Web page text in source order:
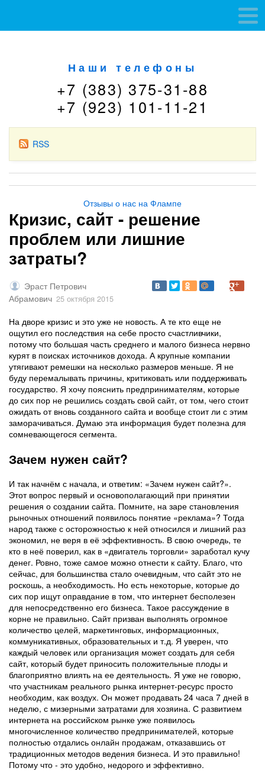
Наши телефоны
+7 (383) 375-31-88
+7 (923) 101-11-21
RSS
Отзывы о нас на Флампе
Кризис, сайт - решение
проблем или лишние
затраты?
Эраст Петрович
Абрамович 25 октября 2015
На дворе кризис и это уже не новость. А те кто еще не
ощутил его последствия на себе просто счастливчики,
потому что большая часть среднего и малого бизнеса нервно
курят в поисках источников дохода. А крупные компании
утягивают ремешки на несколько размеров меньше. Я не
буду перемалывать причины, критиковать или поддерживать
государство. Я хочу пояснить предпринимателям, которые
до сих пор не решились создать свой сайт, от том, чего стоит
ожидать от вновь созданного сайта и вообще стоит ли с этим
заморачиваться. Думаю эта информация будет полезна для
сомневающегося сегмента.
Зачем нужен сайт?
И так начнём с начала, и ответим: «Зачем нужен сайт?».
Этот вопрос первый и основополагающий при принятии
решения о создании сайта. Помните, на заре становления
рыночных отношений появилось понятие «реклама»? Тогда
народ также с осторожностью к ней относился и лишний раз
экономил, не веря в её эффективность. В свою очередь, те
кто в неё поверил, как в «двигатель торговли» заработал кучу
денег. Ровно, тоже самое можно отнести к сайту. Благо, что
сейчас, для большинства стало очевидным, что сайт это не
роскошь, а необходимость. Но есть некоторые, которые до
сих пор ищут оправдание в том, что интернет бесполезен
для непосредственно его бизнеса. Такое рассуждение в
корне не правильно. Сайт призван выполнять огромное
количество целей, маркетинговых, информационных,
коммуникативных, образовательных и т.д. Я уверен, что
каждый человек или организация может создать для себя
сайт, который будет приносить положительные плоды и
благоприятно влиять на ее деятельность. Я уже не говорю,
что участникам реального рынка интернет-ресурс просто
необходим, как воздух. Он может продавать 24 часа 7 дней в
неделю, с мизерными затратами для хозяина. С развитием
интернета на российском рынке уже появилось
многочисленное количество предпринимателей, которые
полностью отдались онлайн продажам, отказавшись от
традиционных методов ведения бизнеса. И это правильно!
Потому что - это удобно, недорого и эффективно.